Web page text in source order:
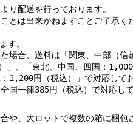
り配送を行っております。
とは出来かねますことご了承く
す。
場合、送料は「関東、中部（信
」、「東北、中国、四国：
：1,200円（税込）」で対応して
国一律385円（税込）で対応し
や、大ロットで複数の箱に梱包